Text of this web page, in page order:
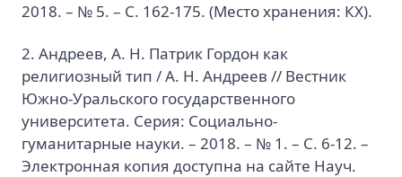
2018. – № 5. – C. 162-175. (Место хранения: КХ).
2. Андреев, А. Н. Патрик Гордон как
религиозный тип / А. Н. Андреев // Вестник
Южно-Уральского государственного
университета. Серия: Социально-
гуманитарные науки. – 2018. – № 1. – С. 6-12. –
Электронная копия доступна на сайте Науч.